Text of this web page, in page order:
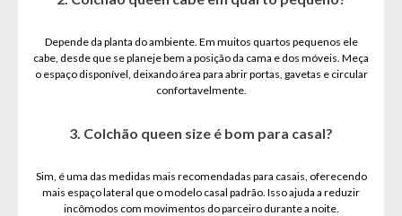
Depende da planta do ambiente. Em muitos quartos pequenos ele
cabe, desde que se planeje bem a posição da cama e dos móveis. Meça
o espaço disponível, deixando área para abrir portas, gavetas e circular
confortavelmente.
3. Colchão queen size é bom para casal?
Sim, é uma das medidas mais recomendadas para casais, oferecendo
mais espaço lateral que o modelo casal padrão. Isso ajuda a reduzir
incômodos com movimentos do parceiro durante a noite.